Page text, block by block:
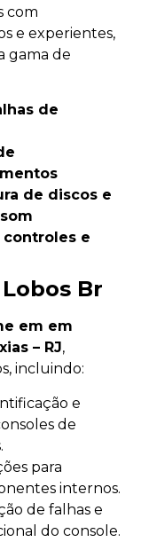
com
e experientes,
gama de
de
de discos e
controles e
Br
em em
– RJ,
incluindo:
e
de
para
internos.
de falhas e
do console.